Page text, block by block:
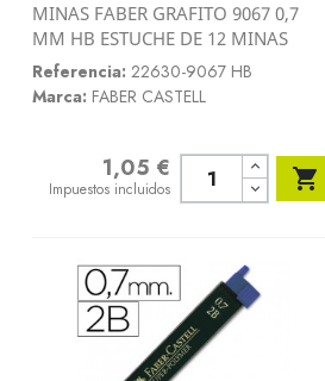
Vista rápida
MINAS FABER GRAFITO 9067 0,7
MM HB ESTUCHE DE 12 MINAS
Referencia: 22630-9067 HB
Marca: FABER CASTELL
1,05 €
Impuestos incluidos 